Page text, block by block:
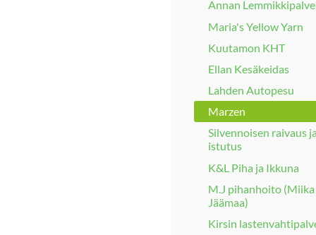
Annan
Maria's Yellow Yarn
Kuutamon KHT
Ellan Kesäkeidas
Lahden Autopesu
Marzen
Silvennoisen raivaus ja
istutus
K&L Piha ja Ikkuna
M.J pihanhoito (Miika
Jäämaa)
Kirsin